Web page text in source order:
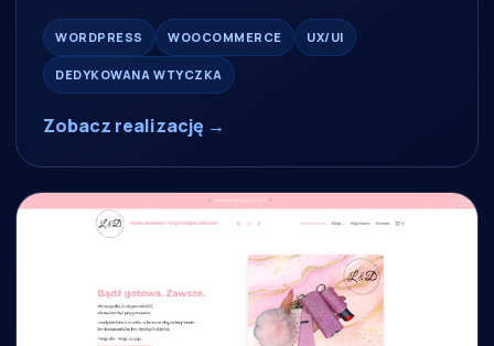
WORDPRESS WOOCOMMERCE UX/UI
DEDYKOWANA WTYCZKA
Zobacz realizację →